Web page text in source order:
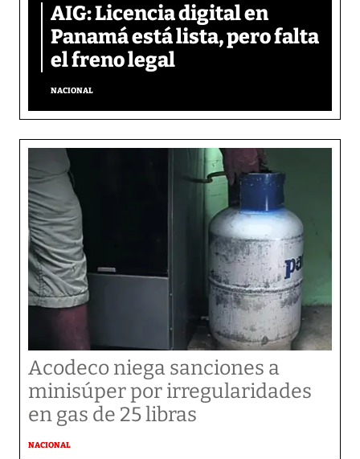
AIG: Licencia digital en
Panamá está lista, pero falta
el freno legal
NACIONAL
Acodeco niega sanciones a
minisúper por irregularidades
en gas de 25 libras
NACIONAL